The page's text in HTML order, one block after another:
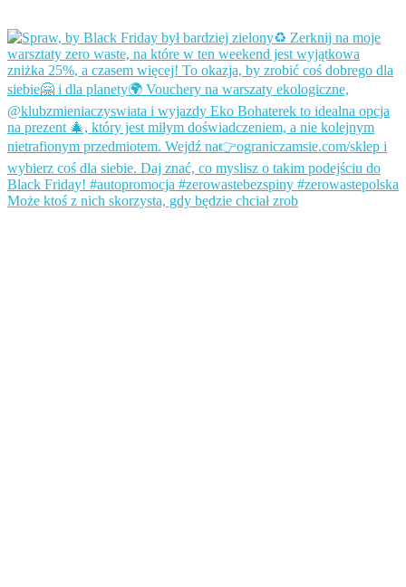
Może ktoś z nich skorzysta, gdy będzie chciał zrob